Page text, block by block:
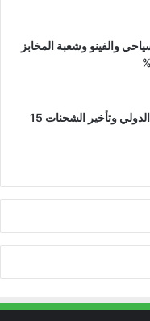
والفينو وشعبة المخابز
قفزة بأسعار الشحن الدولي وتأخير الشحنات 15